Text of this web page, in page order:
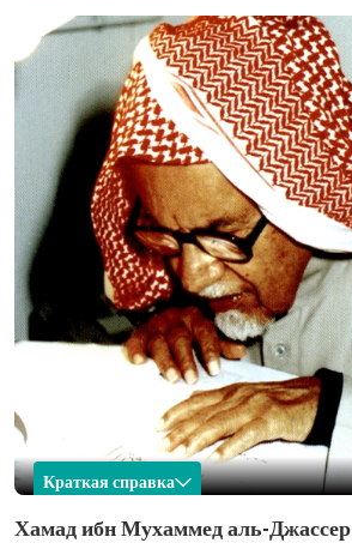
Краткая справка
Хамад аль-Джассер
Хамад ибн Мухаммед аль-Джассер